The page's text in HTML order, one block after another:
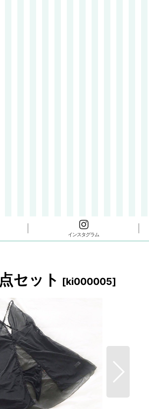
インスタグラム
セット [ki000005]